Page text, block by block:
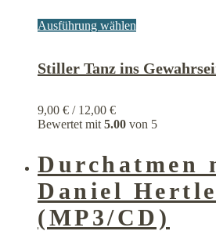
Ausführung wählen
mehrere
Optionen
der
Produktseite
gewählt
werden
Stiller Tanz ins
9,00 € / 12,00 €
Bewertet mit 5.00 von 5
Durchatmen
Daniel
(MP3/CD)